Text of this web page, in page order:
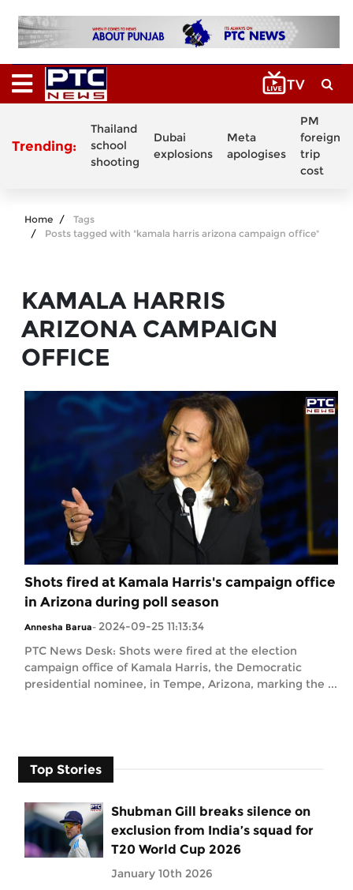
Trending:
Thailand
school
shooting
Dubai
explosions
Meta
apologises
PM
foreign
trip
cost
Home
Tags
Posts tagged with "kamala harris arizona campaign office"
KAMALA HARRIS
ARIZONA CAMPAIGN
OFFICE
Shots fired at Kamala Harris's campaign office
in Arizona during poll season
Annesha Barua- 2024-09-25 11:13:34
PTC News Desk: Shots were fired at the election
campaign office of Kamala Harris, the Democratic
presidential nominee, in Tempe, Arizona, marking the ...
Top Stories
Shubman Gill breaks silence on
exclusion from India’s squad for
T20 World Cup 2026
January 10th 2026